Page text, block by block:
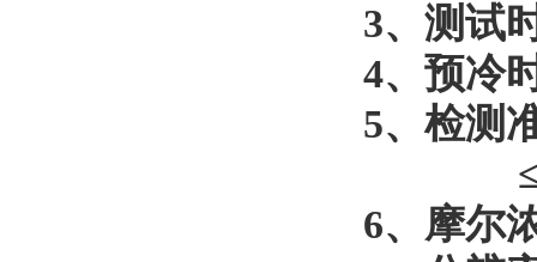
3、测试
4、预冷
5、检测
6、摩尔